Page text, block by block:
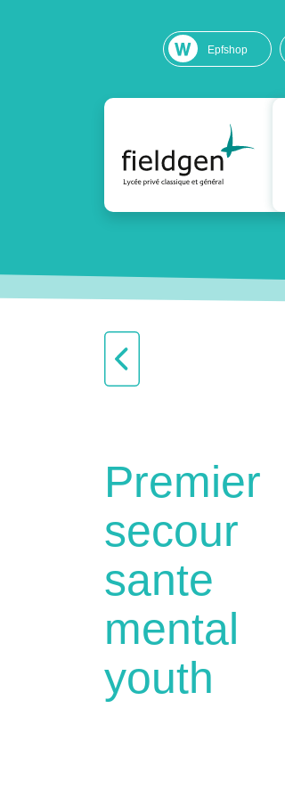
Epfshop
Premier
secour
sante
mental
youth